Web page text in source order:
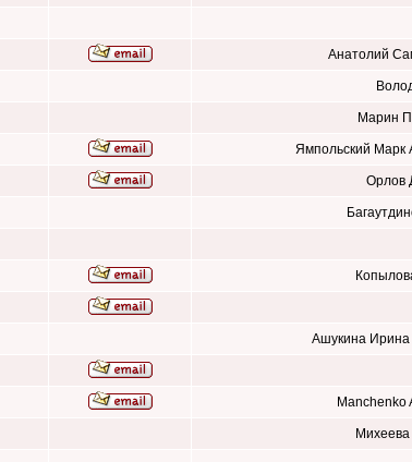
Анатолий
Марин
Ямпольский Марк
Орлов
Ашукина Ирина
Manchenko